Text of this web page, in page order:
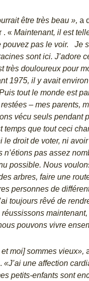
être très beau », a
. « Maintenant, il est
pouvez pas le voir. Je
sont ici. J’adore
très douloureux pour
1975, il y avait
tout le monde est
– mes parents,
vécu seuls pendant
temps que tout ceci
le droit de voter, ni
n’étions pas assez
possible. Nous
arbres, faire une
personnes de
toujours rêvé de
pouvons vivre
moi] sommes vieux»,
«J’ai une affection
petits-enfants sont